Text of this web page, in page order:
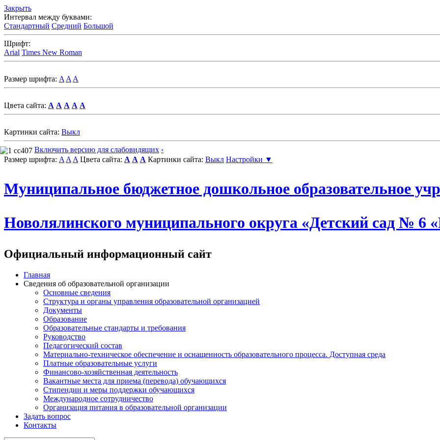
Закрыть
Интервал между буквами:
Стандартный Средний Большой
Шрифт:
Arial Times New Roman
Размер шрифта: A A A
Цвета сайта: A A A A A
Картинки сайта: Выкл
Включить версию для слабовидящих ‹
Размер шрифта: A A A Цвета сайта: A A A Картинки сайта: Выкл Настройки ▼
Муниципальное бюджетное дошкольное образовательное
Новолялинского муниципального округа «Детский сад №
Официальный информационный сайт
Главная
Сведения об образовательной организации
Основные сведения
Структура и органы управления образовательной организацией
Документы
Образование
Образовательные стандарты и требования
Руководство
Педагогический состав
Материально-техническое обеспечение и оснащенность образовательного процесса. Доступная среда
Платные образовательные услуги
Финансово-хозяйственная деятельность
Вакантные места для приема (перевода) обучающихся
Стипендии и меры поддержки обучающихся
Международное сотрудничество
Организация питания в образовательной организации
Задать вопрос
Контакты